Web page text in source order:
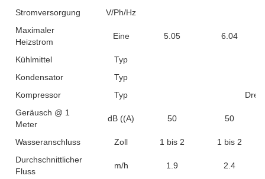
Stromversorgung
V/Ph/Hz
Maximaler
Heizstrom
Eine 5.05 6.04
Kühlmittel
Typ
Kondensator
Typ
Kompressor
Typ
Geräusch @ 1
Meter
dB ((A) 50 50
Wasseranschluss Zoll 1 bis 2
1 bis 2
Durchschnittlicher
Fluss
m/h 1.9 2.4